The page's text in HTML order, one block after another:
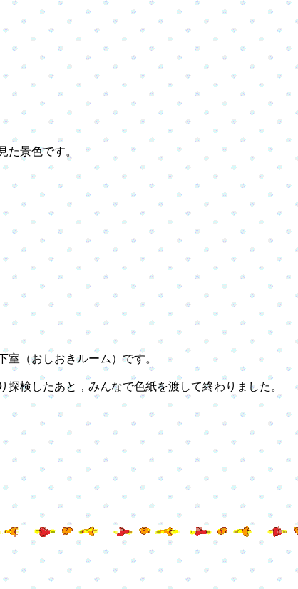
景色です。
（おしおきルーム）です。
検したあと，みんなで色紙を渡して終わりました。